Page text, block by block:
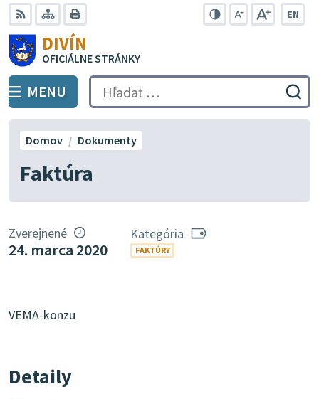
Preskočiť
na
obsah
RSS Mapa
EN
DIVÍN
OFICIÁLNE STRÁNKY
PREPNÚŤ
MENU Hľadať:
Faktúra
Domov Dokumenty
Zverejnené
24. marca 2020
Kategória
FAKTÚRY
VEMA-konzu
Detaily